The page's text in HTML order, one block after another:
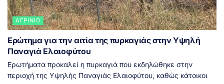
ΑΓΡΊΝΙΟ
Ερώτημα για την αιτία της πυρκαγιάς στην Υψηλή
Παναγιά Ελαιοφύτου
Ερωτήματα προκαλεί η πυρκαγιά που εκδηλώθηκε στην
περιοχή της Υψηλής Παναγιάς Ελαιοφύτου, καθώς κάτοικοι